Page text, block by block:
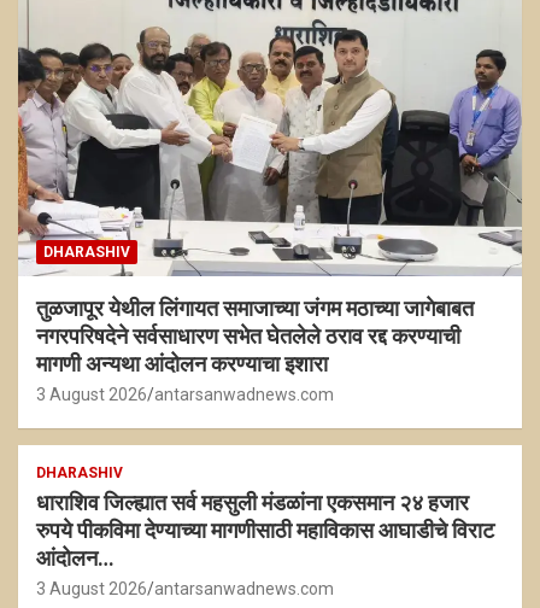
DHARASHIV
तुळजापूर येथील लिंगायत समाजाच्या जंगम मठाच्या जागेबाबत
नगरपरिषदेने सर्वसाधारण सभेत घेतलेले ठराव रद्द करण्याची
मागणी अन्यथा आंदोलन करण्याचा इशारा
3 August 2026 antarsanwadnews.com
DHARASHIV
धाराशिव जिल्ह्यात सर्व महसुली मंडळांना एकसमान २४ हजार
रुपये पीकविमा देण्याच्या मागणीसाठी महाविकास आघाडीचे विराट
आंदोलन…
3 August 2026 antarsanwadnews.com